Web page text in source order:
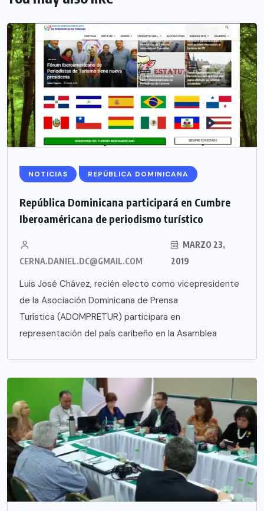
NOTICIAS REPÚBLICA DOMINICANA
República Dominicana participará en Cumbre
Iberoaméricana de periodismo turístico
CERNA.DANIEL.DC@GMAIL.COM
MARZO 23,
2019
Luis José Chávez, recién electo como vicepresidente
de la Asociación Dominicana de Prensa
Turística (ADOMPRETUR) participara en
representación del país caribeño en la Asamblea